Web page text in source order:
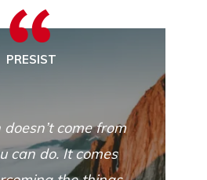
PRESIST
come from
can do. It comes